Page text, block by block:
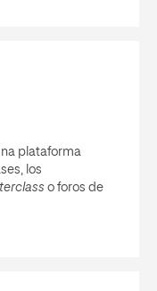
plataforma
los
o foros de